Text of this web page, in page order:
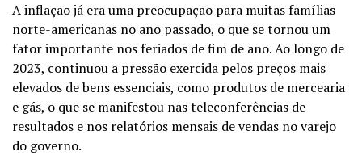
A inflação já era uma preocupação para muitas famílias
norte-americanas no ano passado, o que se tornou um
fator importante nos feriados de fim de ano. Ao longo de
2023, continuou a pressão exercida pelos preços mais
elevados de bens essenciais, como produtos de mercearia
e gás, o que se manifestou nas teleconferências de
resultados e nos relatórios mensais de vendas no varejo
do governo.